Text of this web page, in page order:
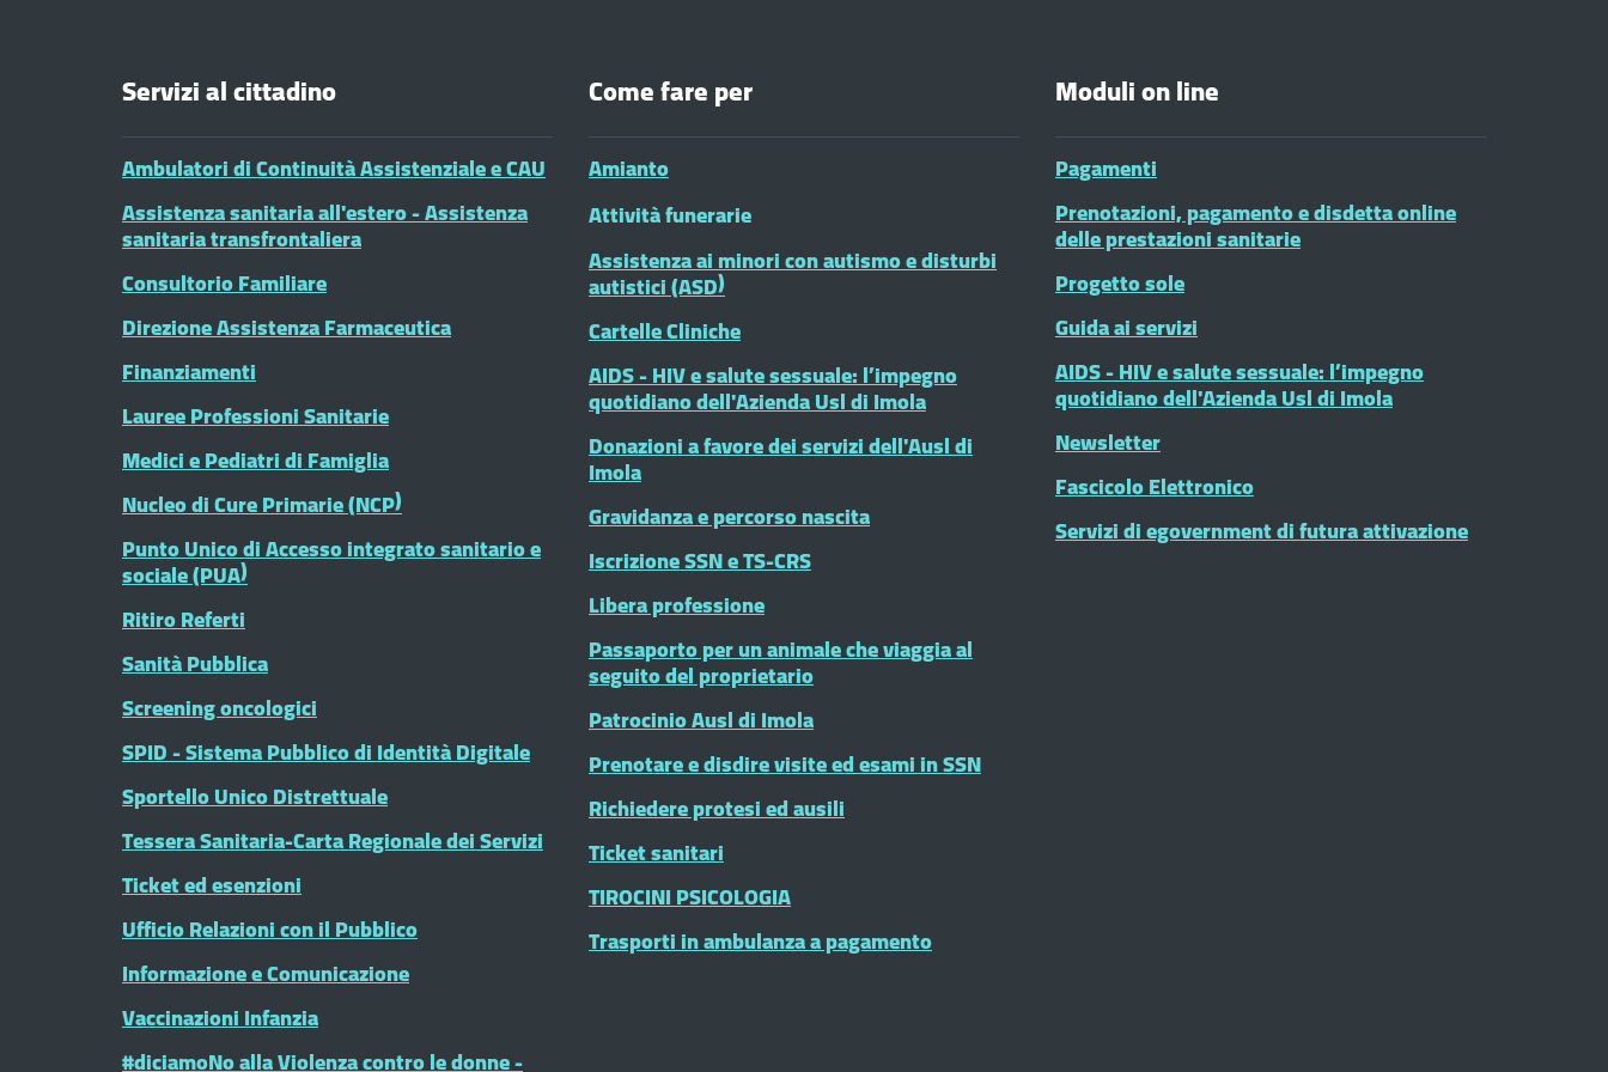
Servizi al cittadino
Ambulatori di Continuità Assistenziale e CAU
Assistenza sanitaria all'estero - Assistenza
sanitaria transfrontaliera
Consultorio Familiare
Direzione Assistenza Farmaceutica
Finanziamenti
Lauree Professioni Sanitarie
Medici e Pediatri di Famiglia
Nucleo di Cure Primarie (NCP)
Punto Unico di Accesso integrato sanitario e
sociale (PUA)
Ritiro Referti
Sanità Pubblica
Screening oncologici
SPID - Sistema Pubblico di Identità Digitale
Sportello Unico Distrettuale
Tessera Sanitaria-Carta Regionale dei Servizi
Ticket ed esenzioni
Ufficio Relazioni con il Pubblico
Informazione e Comunicazione
Vaccinazioni Infanzia
#diciamoNo alla Violenza contro le donne -
Come fare per
Amianto
Attività funerarie
Assistenza ai minori con autismo e disturbi
autistici (ASD)
Cartelle Cliniche
AIDS - HIV e salute sessuale: l’impegno
quotidiano dell'Azienda Usl di Imola
Donazioni a favore dei servizi dell'Ausl di
Imola
Gravidanza e percorso nascita
Iscrizione SSN e TS-CRS
Libera professione
Passaporto per un animale che viaggia al
seguito del proprietario
Patrocinio Ausl di Imola
Prenotare e disdire visite ed esami in SSN
Richiedere protesi ed ausili
Ticket sanitari
TIROCINI PSICOLOGIA
Trasporti in ambulanza a pagamento
Moduli on line
Pagamenti
Prenotazioni, pagamento e disdetta online
delle prestazioni sanitarie
Progetto sole
Guida ai servizi
AIDS - HIV e salute sessuale: l’impegno
quotidiano dell'Azienda Usl di Imola
Newsletter
Fascicolo Elettronico
Servizi di egovernment di futura attivazione